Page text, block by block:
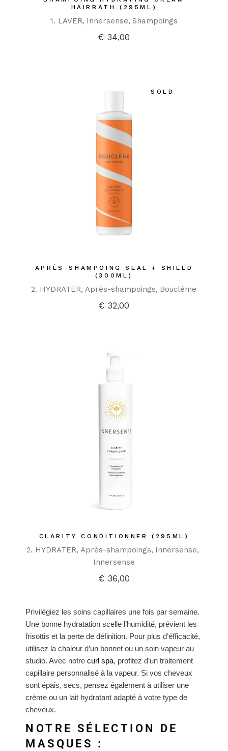
HAIRBATH (295ML)
1. LAVER Innersense Shampoings
€ 34,00
SOLD
APRÈS-SHAMPOING SEAL + SHIELD
(300ML)
2. HYDRATER Après-shampoings Bouclème
€ 32,00
CLARITY CONDITIONNER (295ML)
2. HYDRATER Après-shampoings Innersense
Innersense
€36,00
Privilégiez les soins capillaires une fois par semaine.
Une bonne hydratation scelle l’humidité, prévient les
frisottis et la perte de définition. Pour plus d’éfficacité,
utilisez la chaleur d’un bonnet ou un soin vapeur au
studio. Avec notrecurl spa, profitez d’un traitement
capillaire personnalisé à la vapeur. Si vos cheveux
sont épais, secs, pensez également à utiliser une
crème ou un lait hydratant adapté à votre type de
cheveux.
NOTRE SÉLECTION DE
MASQUES :